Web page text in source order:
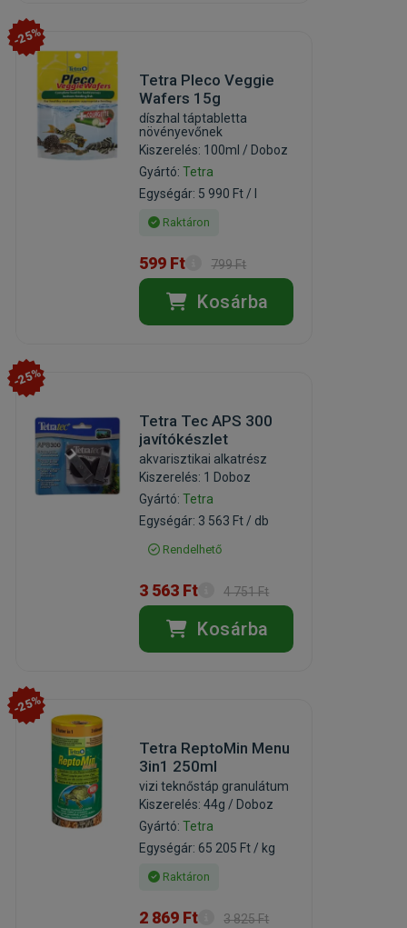
-25%
Tetra Pleco Veggie
Wafers 15g
díszhal táptabletta
növényevőnek
Kiszerelés: 100ml / Doboz
Gyártó:Tetra
Egységár: 5 990 Ft / l
Raktáron
599 Ft 799 Ft
Kosárba
-25%
Tetra Tec APS 300
javítókészlet
akvarisztikai alkatrész
Kiszerelés: 1 Doboz
Gyártó:Tetra
Egységár: 3 563 Ft / db
Rendelhető
3 563 Ft 4 751 Ft
Kosárba
-25%
Tetra ReptoMin Menu
3in1 250ml
vizi teknőstáp granulátum
Kiszerelés: 44g / Doboz
Gyártó:Tetra
Egységár: 65 205 Ft / kg
Raktáron
2 869 Ft 3 825 Ft